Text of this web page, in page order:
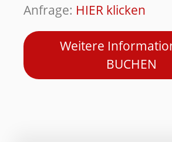
Anfrage: HIER klicken
Weitere
BUCHEN